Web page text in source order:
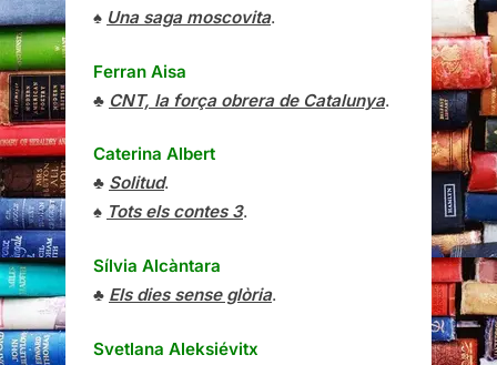
♠ Una saga moscovita.
Ferran Aisa
♣ CNT, la força obrera de Catalunya.
Caterina Albert
♣ Solitud.
♠ Tots els contes 3.
Sílvia Alcàntara
♣ Els dies sense glòria.
Svetlana Aleksiévitx